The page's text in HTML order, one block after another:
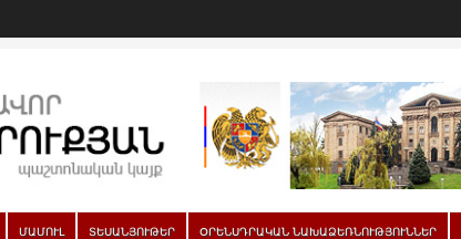
ՄԱՄՈՒԼ ՏԵՍԱՆՅՈՒԹԵՐ ՕՐԵՆՍԴՐԱԿԱՆ ՆԱԽԱՁԵՌՆՈՒԹՅՈՒՆՆԵՐ